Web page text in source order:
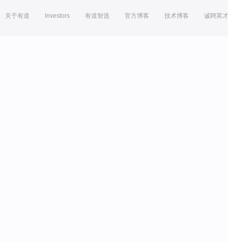
关于有道 Investors 有道智选 官方博客 技术博客 诚聘英才